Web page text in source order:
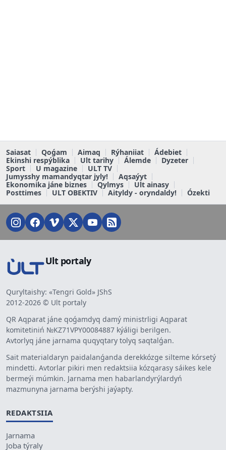
Saiasat Qoǵam Aimaq Rýhaniiat
Ádebiet
Ekinshi respýblika
Ult tarihy Álemde
Dyzeter
Sport
U magazine
ULT TV
Jumysshy mamandyqtar jyly!
Aqsaýyt
Ekonomika jáne biznes
Qylmys
Ult ainasy
Posttimes
ULT OBEKTIV Aityldy - oryndaldy! Ózekti
Ult portaly
Quryltaishy: «Tengri Gold» JShS
2012-2026 © Ult portaly
QR Aqparat jáne qoǵamdyq damý ministrligi Aqparat
komitetiniń №KZ71VPY00084887 kýáligi berilgen.
Avtorlyq jáne jarnama quqyqtary tolyq saqtalǵan.
Sait materialdaryn paidalanǵanda derekkózge silteme kórsetý
mindetti. Avtorlar pikiri men redaktsiia kózqarasy sáikes kele
bermeýi múmkin. Jarnama men habarlandyrýlardyń
mazmunyna jarnama berýshi jaýapty.
REDAKTSIIA
Jarnama
Joba týraly